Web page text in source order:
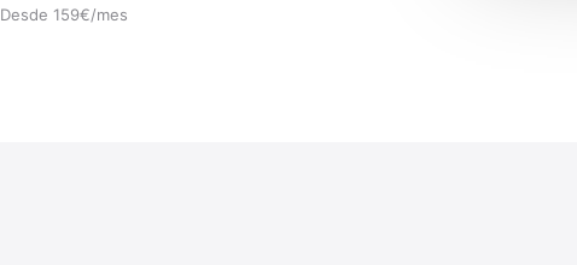
Desde 159€/mes